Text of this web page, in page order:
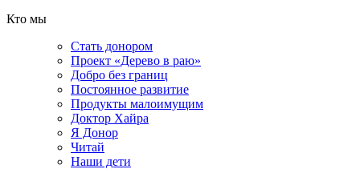
Кто мы
Стать донором
Проект «Дерево в раю»
Добро без границ
Постоянное развитие
Продукты малоимущим
Доктор Хайра
Я Донор
Читай
Наши дети